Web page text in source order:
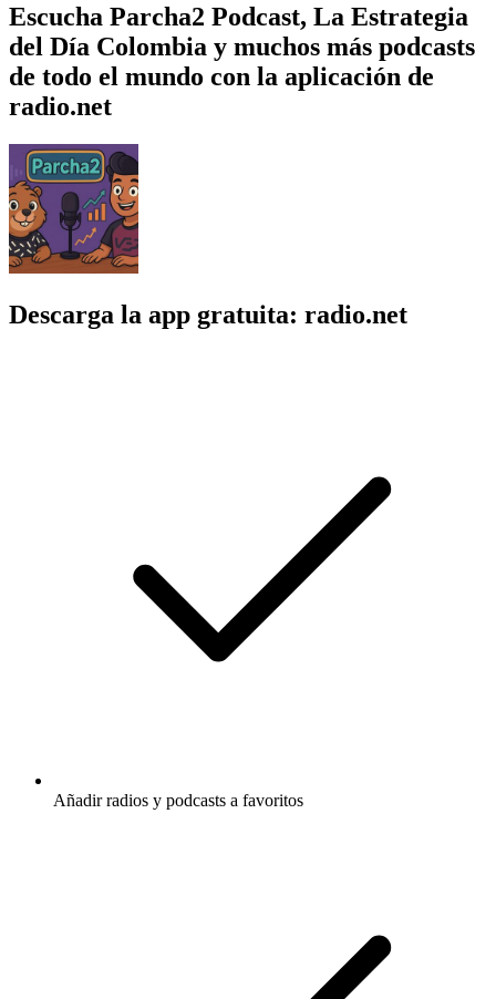
Escucha Parcha2 Podcast, La Estrategia
del Día Colombia y muchos más podcasts
de todo el mundo con la aplicación de
radio.net
Descarga la app gratuita: radio.net
Añadir radios y podcasts a favoritos